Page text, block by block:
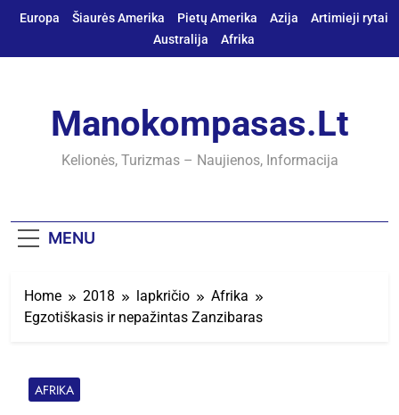
SkipEuropa Šiaurės Amerika Pietų Amerika Azija
Artimieji rytai
Australija
Afrika
Manokompasas.lt
Kelionės, Turizmas – Naujienos, Informacija
MENU
Home 2018 lapkričio
Afrika
Egzotiškasis ir nepažintas Zanzibaras
AFRIKA